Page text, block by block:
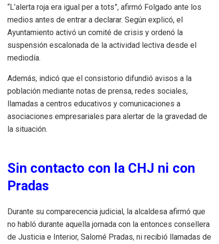
“L’alerta roja era igual per a tots”, afirmó Folgado ante los
medios antes de entrar a declarar. Según explicó, el
Ayuntamiento activó un comité de crisis y ordenó la
suspensión escalonada de la actividad lectiva desde el
mediodía.
Además, indicó que el consistorio difundió avisos a la
población mediante notas de prensa, redes sociales,
llamadas a centros educativos y comunicaciones a
asociaciones empresariales para alertar de la gravedad de
la situación.
Sin contacto con la CHJ ni con
Pradas
Durante su comparecencia judicial, la alcaldesa afirmó que
no habló durante aquella jornada con la entonces consellera
de Justicia e Interior, Salomé Pradas, ni recibió llamadas de